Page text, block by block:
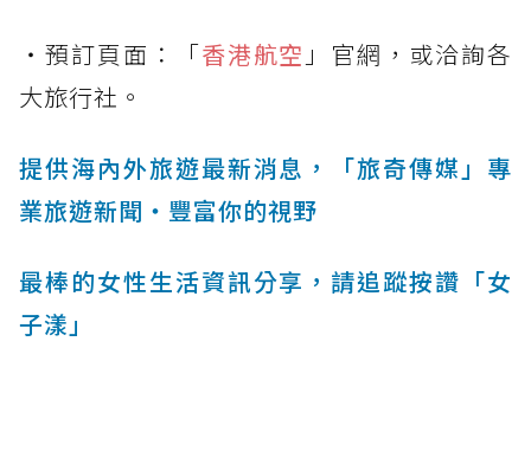
・預訂頁面：「香港航空 」官網，或洽詢各
大旅行社。
提供海內外旅遊最新消息，「旅奇傳媒」專
業旅遊新聞‧豐富你的視野
最棒的女性生活資訊分享，請追蹤按讚「女
子漾」